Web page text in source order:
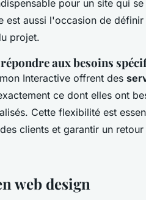
pour un site qui
est aussi l'occasion de
projet.
aux besoins
Interactive offrent des
ce dont elles ont
Cette flexibilité est
clients et garantir un
web design